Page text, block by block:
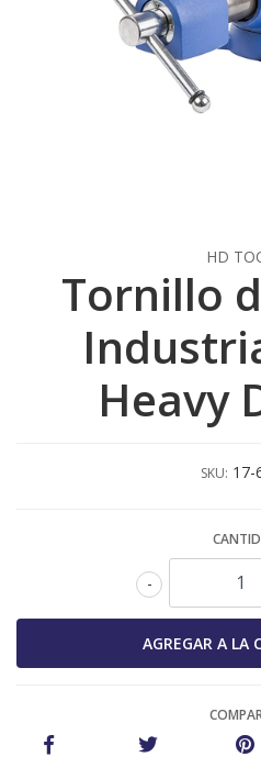
HD
Tornillo
Heavy
SKU: 17-
-